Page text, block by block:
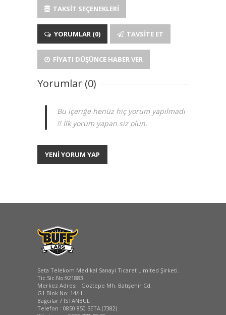
TAKSIT SEÇENEKLERI
YORUMLAR (0) TAVSITE ET
FIYATI DÜŞÜNCE HABER VER
Yorumlar (0)
Bu içeriğe henüz hiç yorum yapılmadı
!! İlk yorum yapan siz olun.
YENİ YORUM YAP
Seta Telekom Medikal Sanayi Ticaret Limited Şirketi.
Tic.Sic.No:921883
Merkez Adresi : Göztepe Mh. Batışehir Cd.
G1 Blok No: 14/H
Bağcılar / İSTANBUL
Telefon : 0850 850 SETA (7382)